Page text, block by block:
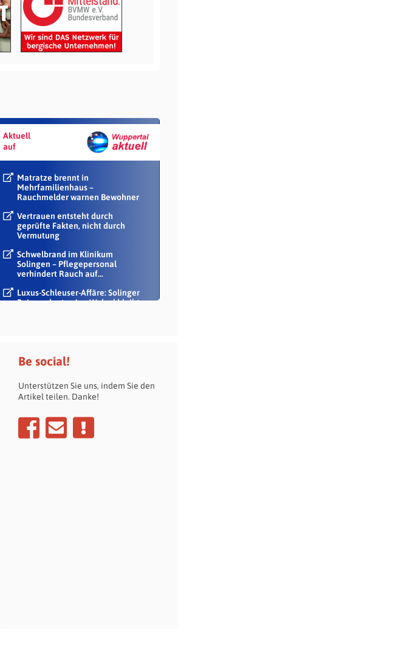
Aktuell
auf
Matratze brennt in
Mehrfamilienhaus –
Rauchmelder warnen Bewohner
Vertrauen entsteht durch
geprüfte Fakten, nicht durch
Vermutung
Schwelbrand im Klinikum
Solingen – Pflegepersonal
verhindert Rauch auf...
Luxus-Schleuser-Affäre: Solinger
Beigeordneter Jan Welzel bleibt
Be social!
Unterstützen Sie uns, indem Sie den
Artikel teilen. Danke!